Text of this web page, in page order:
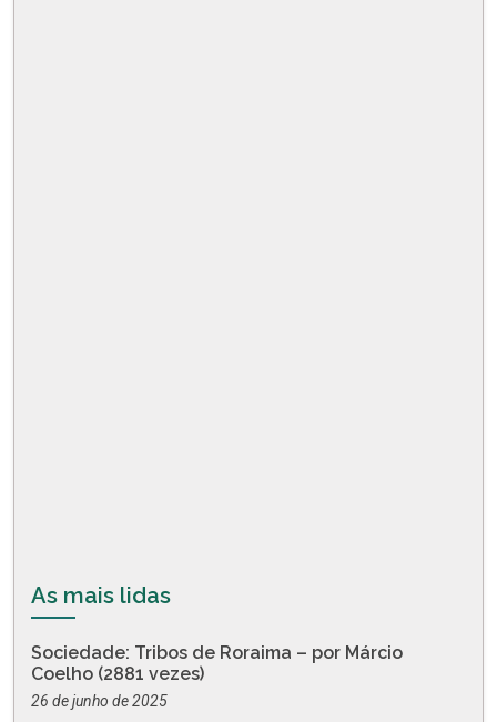
As mais lidas
Sociedade: Tribos de Roraima – por Márcio
Coelho (2881 vezes)
26 de junho de 2025